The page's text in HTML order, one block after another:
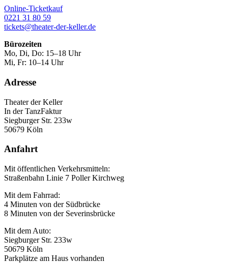
Online-Ticketkauf
0221 31 80 59
tickets@theater-der-keller.de
Bürozeiten
Mo, Di, Do: 15–18 Uhr
Mi, Fr: 10–14 Uhr
Adresse
Theater der Keller
In der TanzFaktur
Siegburger Str. 233w
50679 Köln
Anfahrt
Mit öffentlichen Verkehrsmitteln:
Straßenbahn Linie 7 Poller Kirchweg
Mit dem Fahrrad:
4 Minuten von der Südbrücke
8 Minuten von der Severinsbrücke
Mit dem Auto:
Siegburger Str. 233w
50679 Köln
Parkplätze am Haus vorhanden